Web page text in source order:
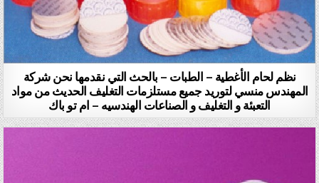
نظم لحام الأغطية – الطبات – بالحث التي نقدمها نحن شركة
المهندس منسي لتوريد جميع مستلزمات التغليف الحديث من مواد
التعبئة و التغليف و الصناعات الهندسيه – ام تو باك